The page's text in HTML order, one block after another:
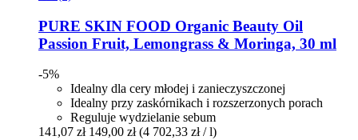
PURE SKIN FOOD Organic Beauty Oil
Passion Fruit, Lemongrass & Moringa, 30 ml
-5%
Idealny dla cery młodej i zanieczyszczonej
Idealny przy zaskórnikach i rozszerzonych porach
Reguluje wydzielanie sebum
141,07 zł 149,00 zł (4 702,33 zł / l)